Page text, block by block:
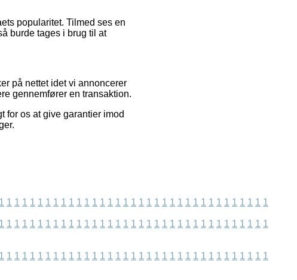
popularitet. Tilmed ses en
burde tages i brug til at
på nettet idet vi annoncerer
gennemfører en transaktion.
for os at give garantier imod
1 1 1 1 1 1 1 1 1 1 1 1 1 1 1 1 1 1 1 1 1 1 1 1 1 1 1 1 1 1 1 1 1 1 1
1 1 1 1 1 1 1 1 1 1 1 1 1 1 1 1 1 1 1 1 1 1 1 1 1 1 1 1 1 1 1 1 1 1 1
1 1 1 1 1 1 1 1 1 1 1 1 1 1 1 1 1 1 1 1 1 1 1 1 1 1 1 1 1 1 1 1 1 1 1